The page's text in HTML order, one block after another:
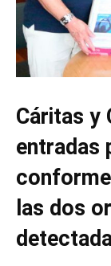
Cáritas y
entradas
las dos